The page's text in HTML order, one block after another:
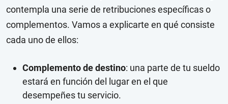
contempla una serie de retribuciones específicas o
complementos. Vamos a explicarte en qué consiste
cada uno de ellos:
Complemento de destino: una parte de tu sueldo
estará en función del lugar en el que
desempeñes tu servicio.